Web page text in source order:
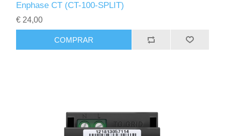
Enphase CT (CT-100-SPLIT)
€ 24,00